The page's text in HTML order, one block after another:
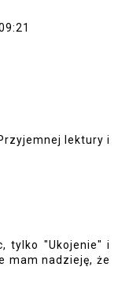
lektury i
tylko "Ukojenie" i
mam nadzieję, że